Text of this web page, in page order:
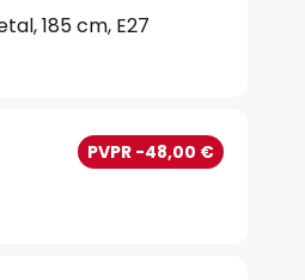
185 cm, E27
PVPR -48,00 €